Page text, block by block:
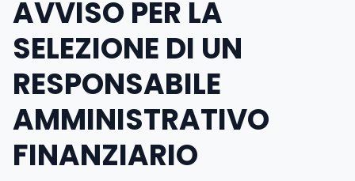
AVVISO PER LA
SELEZIONE DI UN
RESPONSABILE
AMMINISTRATIVO
FINANZIARIO